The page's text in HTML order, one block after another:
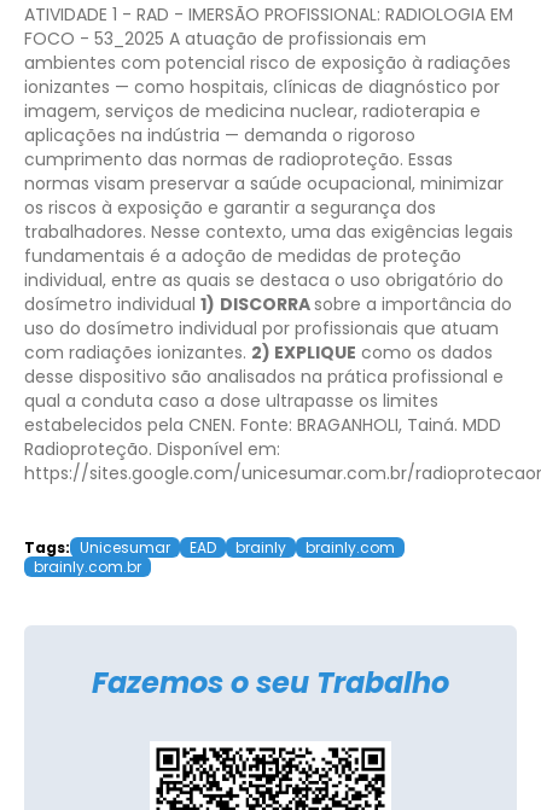
ATIVIDADE 1 - RAD - IMERSÃO PROFISSIONAL: RADIOLOGIA EM
FOCO - 53_2025 A atuação de profissionais em
ambientes com potencial risco de exposição à radiações
ionizantes — como hospitais, clínicas de diagnóstico por
imagem, serviços de medicina nuclear, radioterapia e
aplicações na indústria — demanda o rigoroso
cumprimento das normas de radioproteção. Essas
normas visam preservar a saúde ocupacional, minimizar
os riscos à exposição e garantir a segurança dos
trabalhadores. Nesse contexto, uma das exigências legais
fundamentais é a adoção de medidas de proteção
individual, entre as quais se destaca o uso obrigatório do
dosímetro individual 1) DISCORRAsobre a importância do
uso do dosímetro individual por profissionais que atuam
com radiações ionizantes. 2) EXPLIQUE como os dados
desse dispositivo são analisados na prática profissional e
qual a conduta caso a dose ultrapasse os limites
estabelecidos pela CNEN. Fonte: BRAGANHOLI, Tainá. MDD
Radioproteção. Disponível em:
https://sites.google.com/unicesumar.com.br/
Tags: Unicesumar EAD brainly
brainly.com
brainly.com.br
Fazemos o seu Trabalho